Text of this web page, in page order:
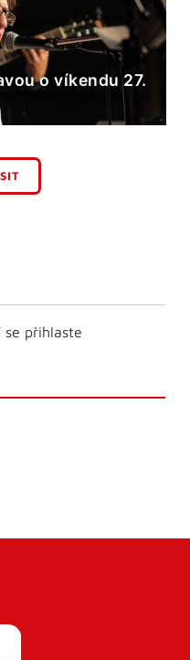
o víkendu 27.
se přihlaste